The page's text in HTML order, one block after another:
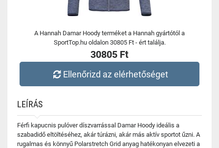
A Hannah Damar Hoody terméket a Hannah gyártótól a
SportTop.hu oldalon 30805 Ft - ért találja.
30805 Ft
Ellenőrizd az elérhetőséget
LEÍRÁS
Férfi kapucnis pulóver díszvarrással Damar Hoody ideális a
szabadidő eltöltéséhez, akár túrázni, akár más aktív sportot űzni. A
rugalmas és könnyű Polarstretch Grid anyag hatékonyan elvezeti a